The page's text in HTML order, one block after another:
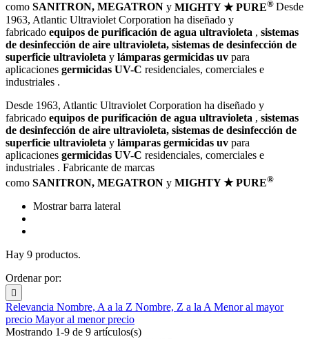
como SANITRON, MEGATRON y MIGHTY ★ PURE® Desde
1963, Atlantic Ultraviolet Corporation ha diseñado y
fabricado equipos de purificación de agua ultravioleta , sistemas
de desinfección de aire ultravioleta, sistemas de desinfección de
superficie ultravioleta y lámparas germicidas uv para
aplicaciones germicidas UV-C residenciales, comerciales e
industriales .
Desde 1963, Atlantic Ultraviolet Corporation ha diseñado y
fabricado equipos de purificación de agua ultravioleta , sistemas
de desinfección de aire ultravioleta, sistemas de desinfección de
superficie ultravioleta y lámparas germicidas uv para
aplicaciones germicidas UV-C residenciales, comerciales e
industriales . Fabricante de marcas
como SANITRON, MEGATRON y MIGHTY ★ PURE®
Mostrar barra lateral
Hay 9 productos.
Ordenar por:

Relevancia Nombre, A a la Z Nombre, Z a la A Menor al mayor
precio Mayor al menor precio
Mostrando 1-9 de 9 artículos(s)